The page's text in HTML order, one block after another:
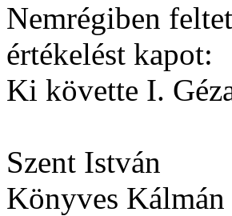
Nemrégiben
értékelést kapot:
Ki követte I.
Szent István
Könyves Kálmán